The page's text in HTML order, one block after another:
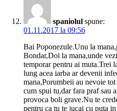
spaniolul spune:
01.11.2017 la 09:56
Bai Poponezule.Unu la
Bondar,Doi la mana,unde
temporar pentru ai muta.Trei
lung acea iarba ar devenii
mana,Porumbeii au nevoie
cum spui tu,dar fara praf sau
provoca boli grave.Nu te
pentru ca tu te jucai cu puta